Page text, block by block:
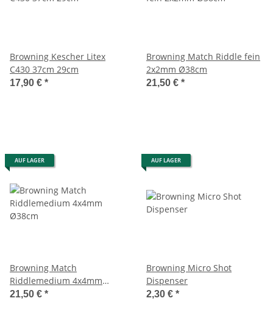
Browning Kescher Litex
C430 37cm 29cm
17,90 € *
Browning Match Riddle fein
2x2mm Ø38cm
21,50 € *
AUF LAGER
Browning Match
Riddlemedium 4x4mm
Ø38cm
21,50 € *
AUF LAGER
Browning Micro Shot
Dispenser
2,30 € *